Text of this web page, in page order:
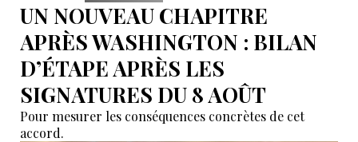
UN NOUVEAU CHAPITRE
APRÈS WASHINGTON : BILAN
D’ÉTAPE APRÈS LES
SIGNATURES DU 8 AOÛT
Pour mesurer les conséquences concrètes de cet
accord.